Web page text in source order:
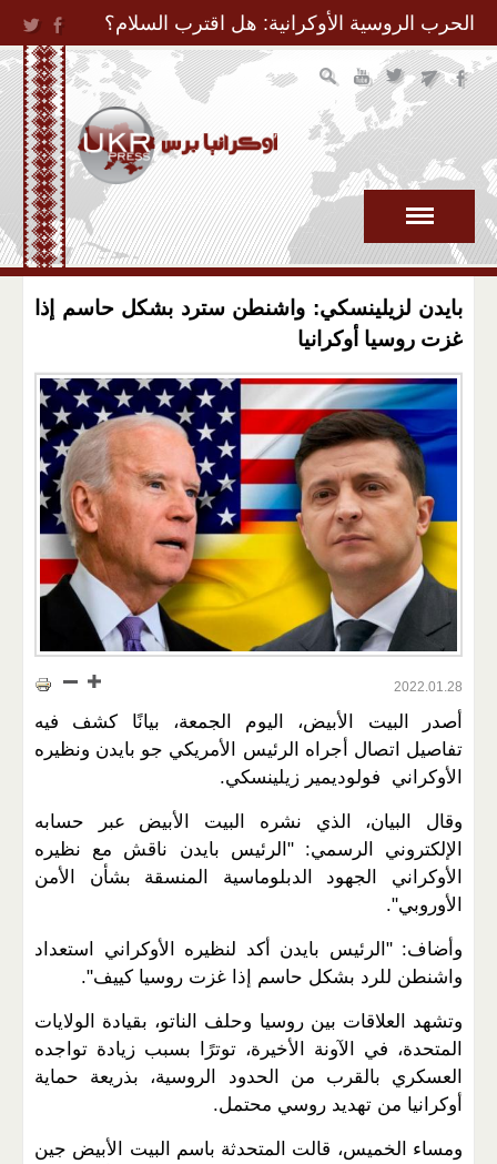
Jump to Navigation
الحرب الروسية الأوكرانية: هل اقترب السلام؟
بايدن لزيلينسكي: واشنطن سترد بشكل حاسم إذا
غزت روسيا أوكرانيا
2022.01.28
أصدر البيت الأبيض، اليوم الجمعة، بيانًا كشف فيه
تفاصيل اتصال أجراه الرئيس الأمريكي جو بايدن ونظيره
الأوكراني فولوديمير زيلينسكي.
وقال البيان، الذي نشره البيت الأبيض عبر حسابه
الإلكتروني الرسمي: "الرئيس بايدن ناقش مع نظيره
الأوكراني الجهود الدبلوماسية المنسقة بشأن الأمن
الأوروبي".
وأضاف: "الرئيس بايدن أكد لنظيره الأوكراني استعداد
واشنطن للرد بشكل حاسم إذا غزت روسيا كييف".
وتشهد العلاقات بين روسيا وحلف الناتو، بقيادة الولايات
المتحدة، في الآونة الأخيرة، توترًا بسبب زيادة تواجده
العسكري بالقرب من الحدود الروسية، بذريعة حماية
أوكرانيا من تهديد روسي محتمل.
ومساء الخميس، قالت المتحدثة باسم البيت الأبيض جين